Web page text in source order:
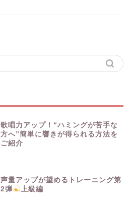
歌唱力アップ！“ハミングが苦手な
方へ”簡単に響きが得られる方法を
ご紹介
声量アップが望めるトレーニング第
2弾
上級編